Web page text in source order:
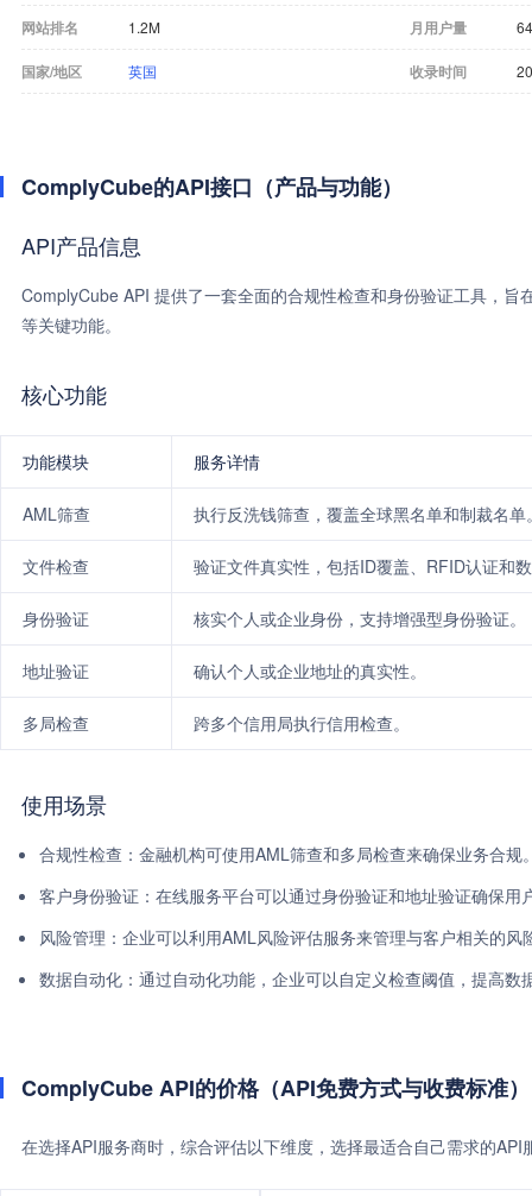
网站排名 1.2M 月用户量
国家/地区 英国 收录时间
ComplyCube的API接口（产品与功能）
API产品信息
ComplyCube API 提供了一套全面的合规性检查和身份验证工具，
等关键功能。
核心功能
功能模块 服务详情
AML筛查 执行反洗钱筛查，覆盖全球黑名单和制裁名单
文件检查 验证文件真实性，包括ID覆盖、RFID认证和
身份验证 核实个人或企业身份，支持增强型身份验证。
地址验证 确认个人或企业地址的真实性。
多局检查 跨多个信用局执行信用检查。
使用场景
合规性检查：金融机构可使用AML筛查和多局检查来确保业务合规
客户身份验证：在线服务平台可以通过身份验证和地址验证确保用
风险管理：企业可以利用AML风险评估服务来管理与客户相关的风
数据自动化：通过自动化功能，企业可以自定义检查阈值，提高数
ComplyCube API的价格（API免费方式与收费标准）
在选择API服务商时，综合评估以下维度，选择最适合自己需求的